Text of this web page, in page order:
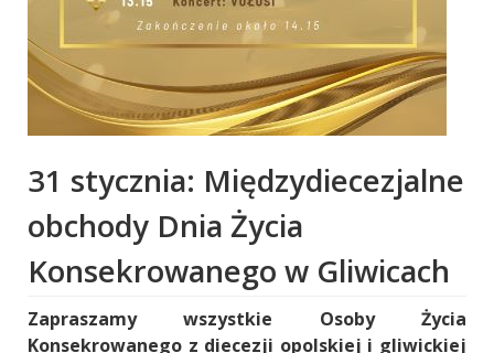
31 stycznia: Międzydiecezjalne
obchody Dnia Życia
Konsekrowanego w Gliwicach
Zapraszamy wszystkie Osoby Życia
Konsekrowanego z diecezji opolskiej i gliwickiej